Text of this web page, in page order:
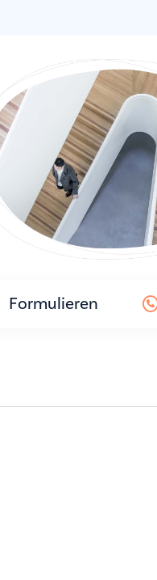
Formulieren